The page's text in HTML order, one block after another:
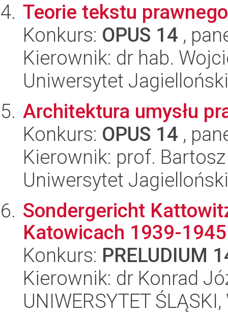
Teorie tekstu prawnego
Konkurs: OPUS 14 ,
Kierownik: dr hab.
Uniwersytet
Architektura umysłu
Konkurs: OPUS 14 ,
Kierownik: prof. Bartosz
Uniwersytet
Sondergericht
Katowicach 1939-1945
Konkurs: PRELUDIUM
Kierownik: dr Konrad
UNIWERSYTET